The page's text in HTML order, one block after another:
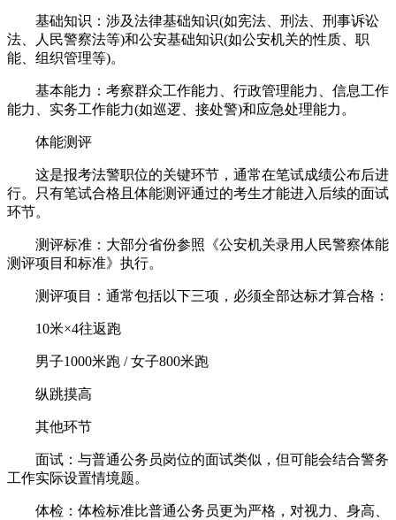
基础知识：涉及法律基础知识(如宪法、刑法、刑事诉讼
法、人民警察法等)和公安基础知识(如公安机关的性质、职
能、组织管理等)。
基本能力：考察群众工作能力、行政管理能力、信息工作
能力、实务工作能力(如巡逻、接处警)和应急处理能力。
体能测评
这是报考法警职位的关键环节，通常在笔试成绩公布后进
行。只有笔试合格且体能测评通过的考生才能进入后续的面试
环节。
测评标准：大部分省份参照《公安机关录用人民警察体能
测评项目和标准》执行。
测评项目：通常包括以下三项，必须全部达标才算合格：
10米×4往返跑
男子1000米跑 / 女子800米跑
纵跳摸高
其他环节
面试：与普通公务员岗位的面试类似，但可能会结合警务
工作实际设置情境题。
体检：体检标准比普通公务员更为严格，对视力、身高、